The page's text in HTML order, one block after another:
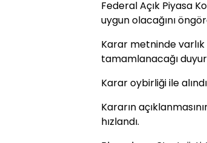
Federal Açık Piyasa
uygun olacağını
Karar metninde
tamamlanacağı
Karar oybirliği ile
Kararın
hızlandı.